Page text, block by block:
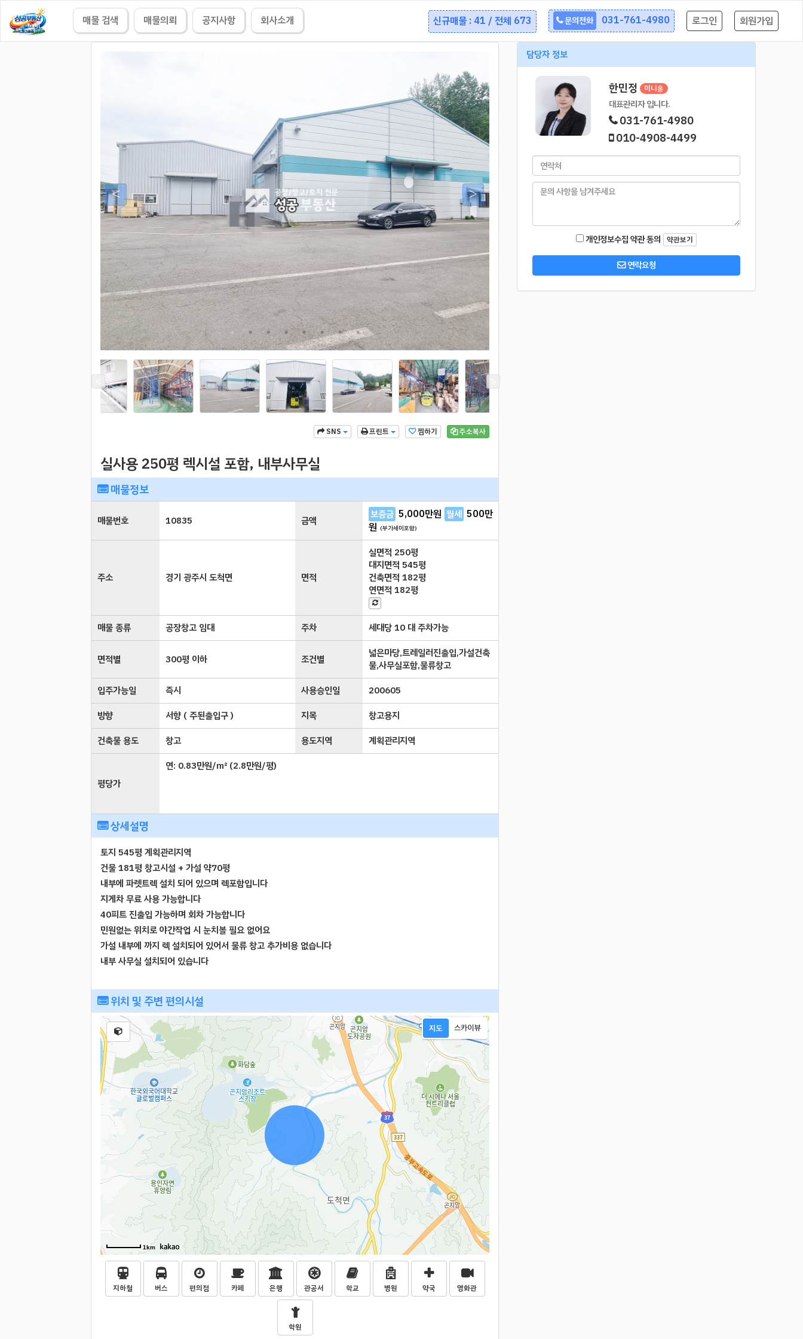
로그인 회원가입
문의전화 031-761-4980
신규매물 : 41 / 전체 673
매물 검색 매물의뢰 공지사항 회사소개
주소복사
찜하기
프린트
SNS
실사용 250평 렉시설 포함, 내부사무실
매물정보
매물번호 10835 금액 보증금 5,000만원 월세 500만
원 (부가세미포함)
주소 경기 광주시 도척면 면적
실면적 250평
대지면적545평
건축면적182평
연면적182평
매물 종류 공장창고 임대 주차 세대당 10 대 주차가능
면적별 300평 이하 조건별
넓은마당,트레일러진출입,가설건축
물,사무실포함,물류창고
입주가능일
즉시 사용승인일
200605
방향
서향 ( 주된출입구 ) 지목
창고용지
건축물 용도
창고 용도지역 계획관리지역
평당가
연: 0.83만원/㎡ (2.8만원/평)
상세설명
토지 545평 계획관리지역
건물 181평 창고시설 + 가설 약70평
내부에 파렛트렉 설치 되어 있으며 렉포함입니다
지게차 무료 사용 가능합니다
40피트 진출입 가능하며 회차 가능합니다
민원없는 위치로 야간작업 시 눈치볼 필요 없어요
가설 내부에 까지 렉 설치되어 있어서 물류 창고 추가비용 없습니다
내부 사무실 설치되어 있습니다
위치 및 주변 편의시설
1km
지하철 버스 편의점 카페 은행 관공서 학교 병원 약국 영화관
학원
담당자 정보
한민정 미니홈
대표관리자 입니다.
031-761-4980
010-4908-4499
개인정보수집 약관 동의 약관보기
연락요청